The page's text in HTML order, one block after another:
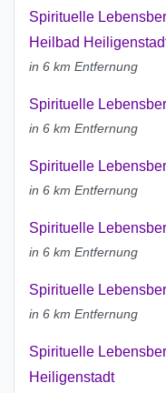
Spirituelle
Heilbad
in 6 km Entfernung
Spirituelle
in 6 km Entfernung
Spirituelle
in 6 km Entfernung
Spirituelle
in 6 km Entfernung
Spirituelle
in 6 km Entfernung
Spirituelle
Heiligenstadt